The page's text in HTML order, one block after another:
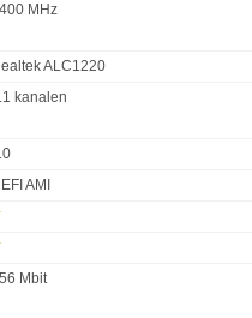
MHz
ALC1220
kanalen
AMI
Mbit